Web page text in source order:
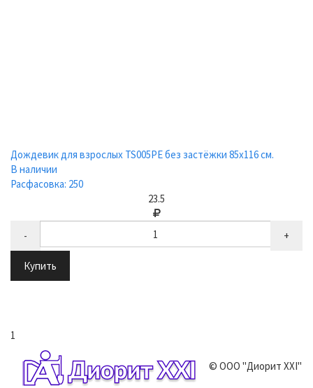
Дождевик для взрослых TS005PE без застёжки 85х116 см.
В наличии
Расфасовка: 250
23.5
- +
Купить
1
© ООО "Диорит XXI"